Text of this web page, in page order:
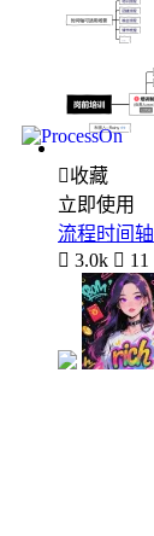
收藏
立即使用
流程时间轴
 3.0k  11